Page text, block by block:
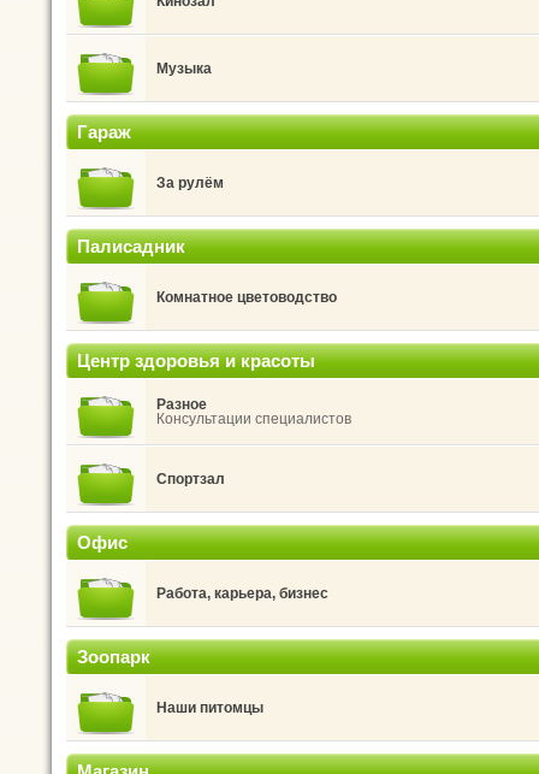
Музыка
Гараж
За рулём
Палисадник
Комнатное цветоводство
Центр здоровья и красоты
Разное
Консультации специалистов
Спортзал
Офис
Работа, карьера, бизнес
Зоопарк
Наши питомцы